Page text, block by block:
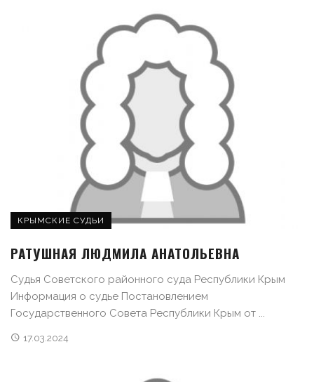
КРЫМСКИЕ СУДЬИ
РАТУШНАЯ ЛЮДМИЛА АНАТОЛЬЕВНА
Судья Советского районного суда Республики Крым
Информация о судье Постановлением
Государственного Совета Республики Крым от ...
17.03.2024